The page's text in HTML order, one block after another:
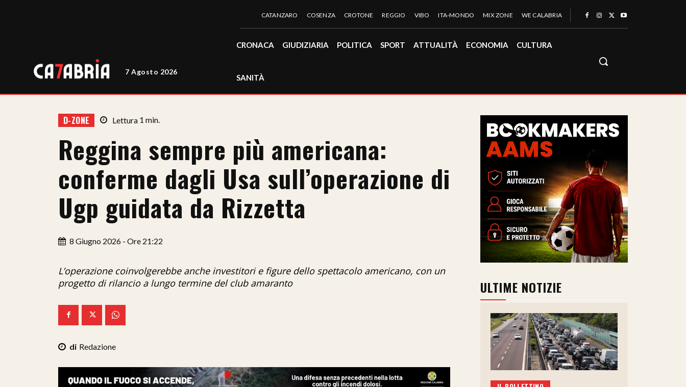
7 Agosto 2026
CATANZARO COSENZA CROTONE REGGIO VIBO ITA-MONDO MIX ZONE WE CALABRIA
CRONACA GIUDIZIARIA POLITICA SPORT ATTUALITÀ ECONOMIA CULTURA
SANITÀ
D-ZONE Lettura 1 min.
Reggina sempre più americana:
conferme dagli Usa sull’operazione di
Ugp guidata da Rizzetta
8 Giugno 2026 - Ore 21:22
L’operazione coinvolgerebbe anche investitori e figure dello spettacolo americano, con un
progetto di rilancio a lungo termine del club amaranto
Redazione
ULTIME NOTIZIE